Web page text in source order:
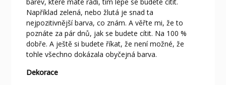
barev, které máte rádi, tím lépe se budete cítit.
Například zelená, nebo žlutá je snad ta
nejpozitivnější barva, co znám. A věřte mi, že to
poznáte za pár dnů, jak se budete cítit. Na 100 %
dobře. A ještě si budete říkat, že není možné, že
tohle všechno dokázala obyčejná barva.
Dekorace